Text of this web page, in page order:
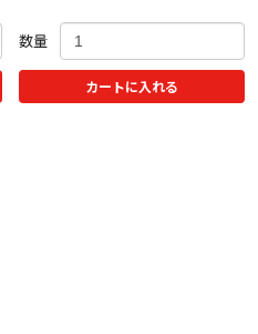
数量
カートに入れる